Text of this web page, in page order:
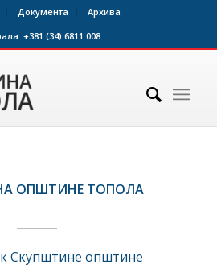
Документа
Архива
+381 (34) 6811 008
ОПШТИНЕ ТОПОЛА
Скупштине општине